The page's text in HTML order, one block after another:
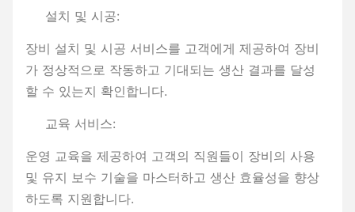
설치 및 시공:
장비 설치 및 시공 서비스를 고객에게 제공하여 장비
가 정상적으로 작동하고 기대되는 생산 결과를 달성
할 수 있는지 확인합니다.
교육 서비스:
운영 교육을 제공하여 고객의 직원들이 장비의 사용
및 유지 보수 기술을 마스터하고 생산 효율성을 향상
하도록 지원합니다.